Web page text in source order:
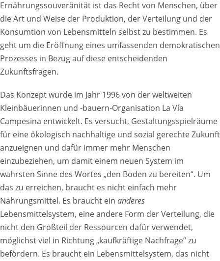
Ernährungssouveränität ist das Recht von Menschen, über
die Art und Weise der Produktion, der Verteilung und der
Konsumtion von Lebensmitteln selbst zu bestimmen. Es
geht um die Eröffnung eines umfassenden demokratischen
Prozesses in Bezug auf diese entscheidenden
Zukunftsfragen.
Das Konzept wurde im Jahr 1996 von der weltweiten
Kleinbäuerinnen und -bauern-Organisation La Vía
Campesina entwickelt. Es versucht, Gestaltungsspielräume
für eine ökologisch nachhaltige und sozial gerechte Zukunft
anzueignen und dafür immer mehr Menschen
einzubeziehen, um damit einem neuen System im
wahrsten Sinne des Wortes „den Boden zu bereiten“. Um
das zu erreichen, braucht es nicht einfach mehr
Nahrungsmittel. Es braucht ein anderes
Lebensmittelsystem, eine andere Form der Verteilung, die
nicht den Großteil der Ressourcen dafür verwendet,
möglichst viel in Richtung „kaufkräftige Nachfrage“ zu
befördern. Es braucht ein Lebensmittelsystem, das nicht